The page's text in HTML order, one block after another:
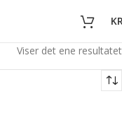
Viser det ene resultatet